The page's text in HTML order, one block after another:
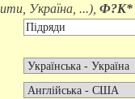
Україна, ...), Ф?К*